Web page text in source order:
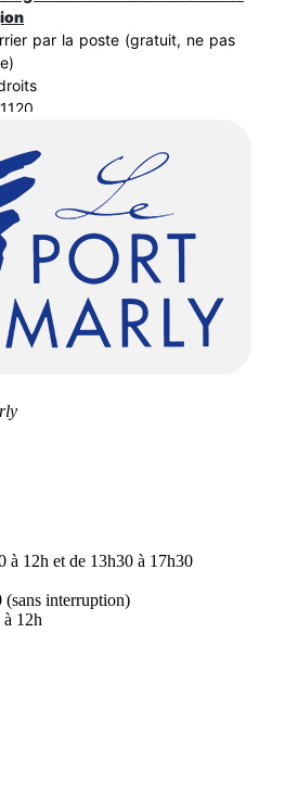
à 12h et de 13h30 à 17h30
(sans interruption)
12h